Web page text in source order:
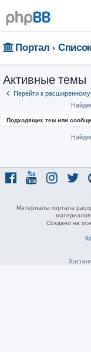
Портал
Активные темы
Перейти к расширенному
Подходящих тем или
Материалы портала
материалов
Создано на